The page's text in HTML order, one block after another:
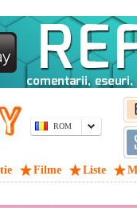
ROM
Filme Liste